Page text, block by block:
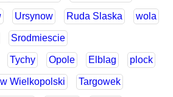
Ursynow Ruda Slaska wola
Srodmiescie
Tychy Opole Elblag plock
Wielkopolski Targowek